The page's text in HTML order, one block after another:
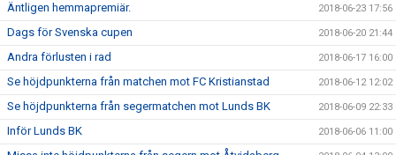
Äntligen hemmapremiär. 2018-06-23 17:56
Dags för Svenska cupen 2018-06-20 21:44
Andra förlusten i rad 2018-06-17 16:00
Se höjdpunkterna från matchen mot FC Kristianstad 2018-06-12 12:02
Se höjdpunkterna från segermatchen mot Lunds BK 2018-06-09 22:33
Inför Lunds BK 2018-06-06 11:00